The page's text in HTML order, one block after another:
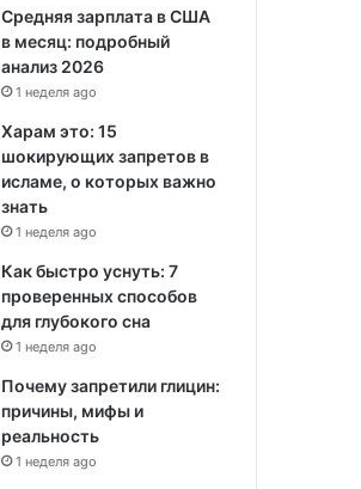
Средняя зарплата в США
в месяц: подробный
анализ 2026
1 неделя ago
Харам это: 15
шокирующих запретов в
исламе, о которых важно
знать
1 неделя ago
Как быстро уснуть: 7
проверенных способов
для глубокого сна
1 неделя ago
Почему запретили глицин:
причины, мифы и
реальность
1 неделя ago